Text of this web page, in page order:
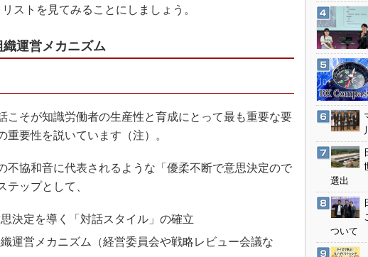
デジタルツインとCAE
製造業ビッグデータ
メイドインジャパン
植物工場
制御セキュリティ
新型コロナへの対応
ストを見てみることにしましょう。
運営メカニズム
そが知識労働者の生産性と育成にとって最も重要な要
要性を説いています（注）。
協和音に代表されるような「優柔不断で意思決定ので
テップとして、
決定を導く「対話スタイル」の確立
運営メカニズム（経営委員会や戦略レビュー会議な
選出
ついて